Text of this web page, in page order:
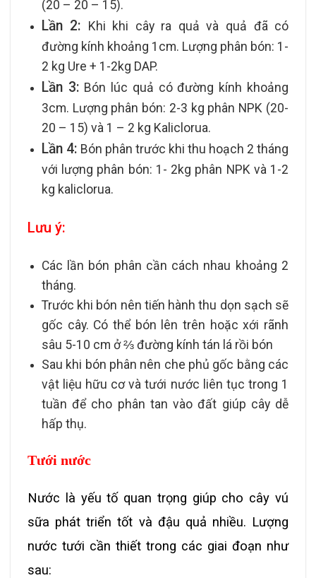
(20 – 20 – 15).
Lần 2: Khi khi cây ra quả và quả đã có
đường kính khoảng 1cm. Lượng phân bón: 1-
2 kg Ure + 1-2kg DAP.
Lần 3: Bón lúc quả có đường kính khoảng
3cm. Lượng phân bón: 2-3 kg phân NPK (20-
20 – 15) và 1 – 2 kg Kaliclorua.
Lần 4: Bón phân trước khi thu hoạch 2 tháng
với lượng phân bón: 1- 2kg phân NPK và 1-2
kg kaliclorua.
Lưu ý:
Các lần bón phân cần cách nhau khoảng 2
tháng.
Trước khi bón nên tiến hành thu dọn sạch sẽ
gốc cây. Có thể bón lên trên hoặc xới rãnh
sâu 5-10 cm ở ⅔ đường kính tán lá rồi bón
Sau khi bón phân nên che phủ gốc bằng các
vật liệu hữu cơ và tưới nước liên tục trong 1
tuần để cho phân tan vào đất giúp cây dễ
hấp thụ.
Tưới nước
Nước là yếu tố quan trọng giúp cho cây vú
sữa phát triển tốt và đậu quả nhiều. Lượng
nước tưới cần thiết trong các giai đoạn như
sau: